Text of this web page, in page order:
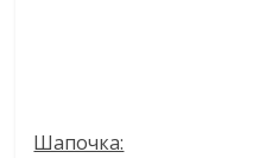
Шапочка: